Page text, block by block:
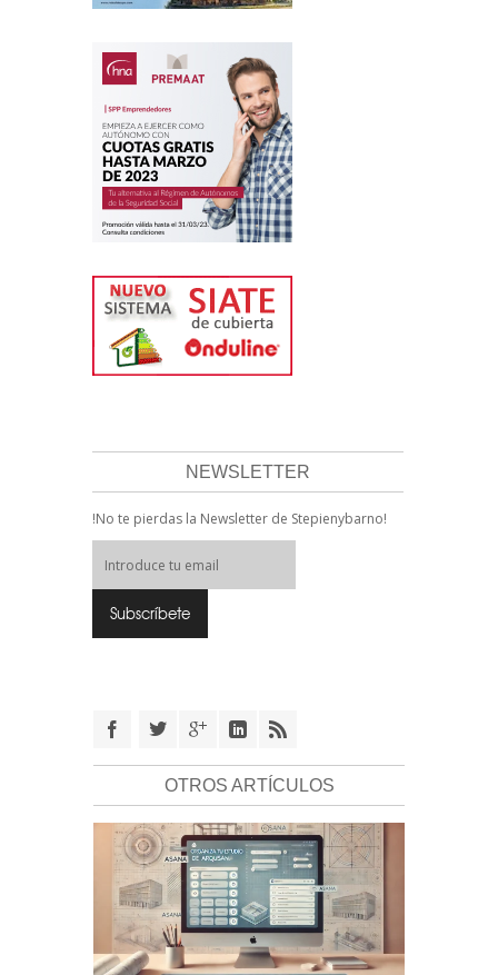
NEWSLETTER
!No te pierdas la Newsletter de Stepienybarno!
OTROS ARTÍCULOS